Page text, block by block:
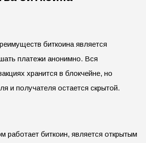
биткоина является
платежи анонимно. Вся
хранится в блокчейне, но
и получателя остается скрытой.
работает биткоин, является открытым